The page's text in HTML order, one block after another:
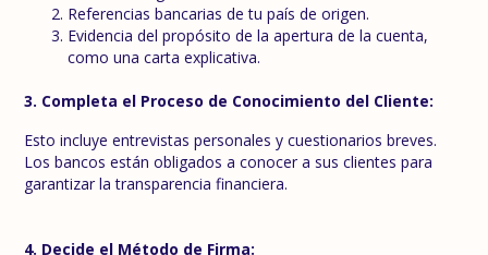
Referencias bancarias de tu país de origen.
Evidencia del propósito de la apertura de la cuenta,
como una carta explicativa.
3. Completa el Proceso de Conocimiento del Cliente:
Esto incluye entrevistas personales y cuestionarios breves.
Los bancos están obligados a conocer a sus clientes para
garantizar la transparencia financiera.
4. Decide el Método de Firma: